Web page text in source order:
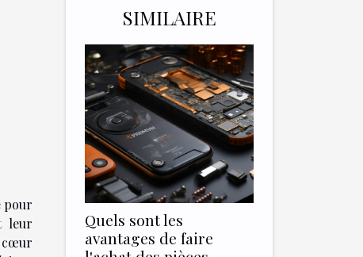
pour
leur
cœur
SIMILAIRE
Quels sont les
avantages de faire